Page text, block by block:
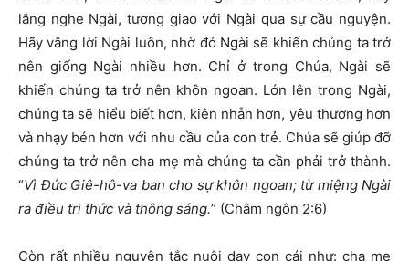
lắng nghe Ngài, tương giao với Ngài qua sự cầu nguyện.
Hãy vâng lời Ngài luôn, nhờ đó Ngài sẽ khiến chúng ta trở
nên giống Ngài nhiều hơn. Chỉ ở trong Chúa, Ngài sẽ
khiến chúng ta trở nên khôn ngoan. Lớn lên trong Ngài,
chúng ta sẽ hiểu biết hơn, kiên nhẫn hơn, yêu thương hơn
và nhạy bén hơn với nhu cầu của con trẻ. Chúa sẽ giúp đỡ
chúng ta trở nên cha mẹ mà chúng ta cần phải trở thành.
“Vì Đức Giê-hô-va ban cho sự khôn ngoan; từ miệng Ngài
ra điều tri thức và thông sáng.” (Châm ngôn 2:6)
Còn rất nhiều nguyên tắc nuôi dạy con cái như: cha mẹ